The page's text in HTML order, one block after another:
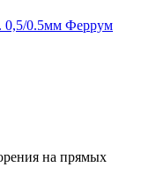
0,5/0.5мм Феррум
на прямых